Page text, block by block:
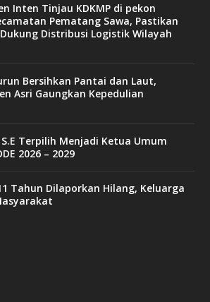
Inten Tinjau KDKMP di pekon
Pematang Sawa, Pastikan
Distribusi Logistik Wilayah
Bersihkan Pantai dan Laut,
Asri Gaungkan Kepedulian
S.E Terpilih Menjadi Ketua Umum
2026 – 2029
Tahun Dilaporkan Hilang, Keluarga